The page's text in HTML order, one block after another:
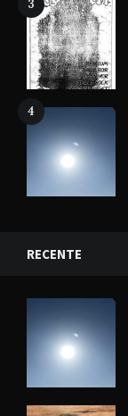
3
4
RECENTE